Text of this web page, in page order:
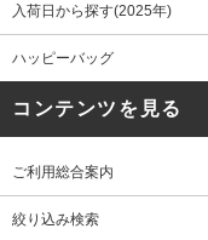
入荷日から探す(2025年)
ハッピーバッグ
コンテンツを見る
ご利用総合案内
絞り込み検索